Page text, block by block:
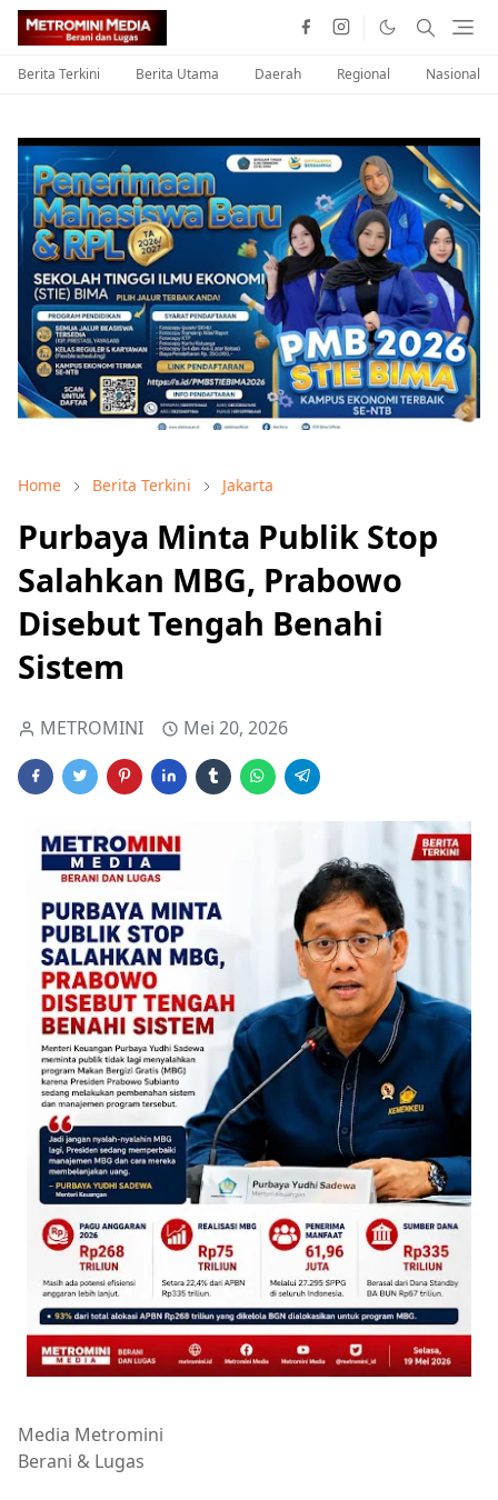
Berita Terkini Berita Utama Daerah Regional Nasional
Home Berita Terkini Jakarta
Purbaya Minta Publik Stop
Salahkan MBG, Prabowo
Disebut Tengah Benahi
Sistem
METROMINI Mei 20, 2026
Media Metromini
Berani & Lugas